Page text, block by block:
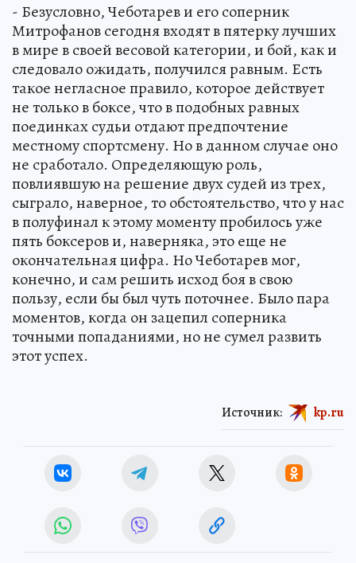
- Безусловно, Чеботарев и его соперник
Митрофанов сегодня входят в пятерку лучших
в мире в своей весовой категории, и бой, как и
следовало ожидать, получился равным. Есть
такое негласное правило, которое действует
не только в боксе, что в подобных равных
поединках судьи отдают предпочтение
местному спортсмену. Но в данном случае оно
не сработало. Определяющую роль,
повлиявшую на решение двух судей из трех,
сыграло, наверное, то обстоятельство, что у нас
в полуфинал к этому моменту пробилось уже
пять боксеров и, наверняка, это еще не
окончательная цифра. Но Чеботарев мог,
конечно, и сам решить исход боя в свою
пользу, если бы был чуть поточнее. Было пара
моментов, когда он зацепил соперника
точными попаданиями, но не сумел развить
этот успех.
Источник: kp.ru